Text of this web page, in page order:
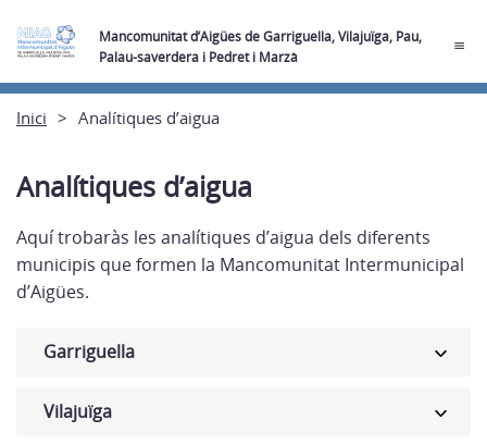
Mancomunitat d’Aigües de Garriguella, Vilajuïga, Pau,
Palau-saverdera i Pedret i Marzà
Inici Analítiques d’aigua
Analítiques d’aigua
Aquí trobaràs les analítiques d’aigua dels diferents
municipis que formen la Mancomunitat Intermunicipal
d’Aigües.
Garriguella
Vilajuïga